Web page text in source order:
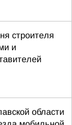
строителя
и
области